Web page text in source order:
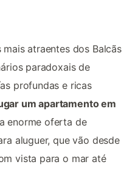
atraentes dos Balcãs
paradoxais de
profundas e ricas
um apartamento em
enorme oferta de
aluguer, que vão desde
vista para o mar até